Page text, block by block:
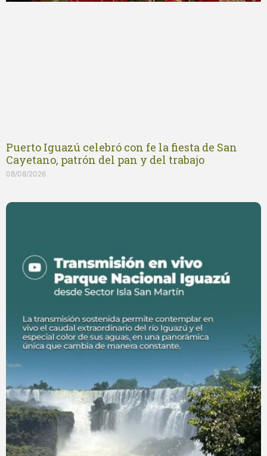
Puerto Iguazú celebró con fe la fiesta de San
Cayetano, patrón del pan y del trabajo
08/08/2026